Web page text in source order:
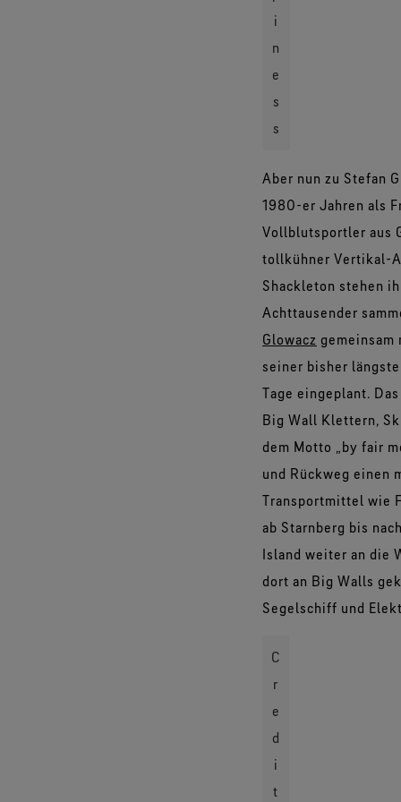
i
n
e
s
s
Aber nun zu Stefan
1980-er Jahren als
Vollblutsportler aus
tollkühner Vertikal-
Shackleton stehen
Achttausender
Glowacz
seiner bisher
Tage eingeplant.
Big Wall Klettern,
dem Motto „by fair
und Rückweg einen
Transportmittel wie
ab Starnberg bis
Island weiter an die
dort an Big Walls
Segelschiff und
C
r
e
d
i
t